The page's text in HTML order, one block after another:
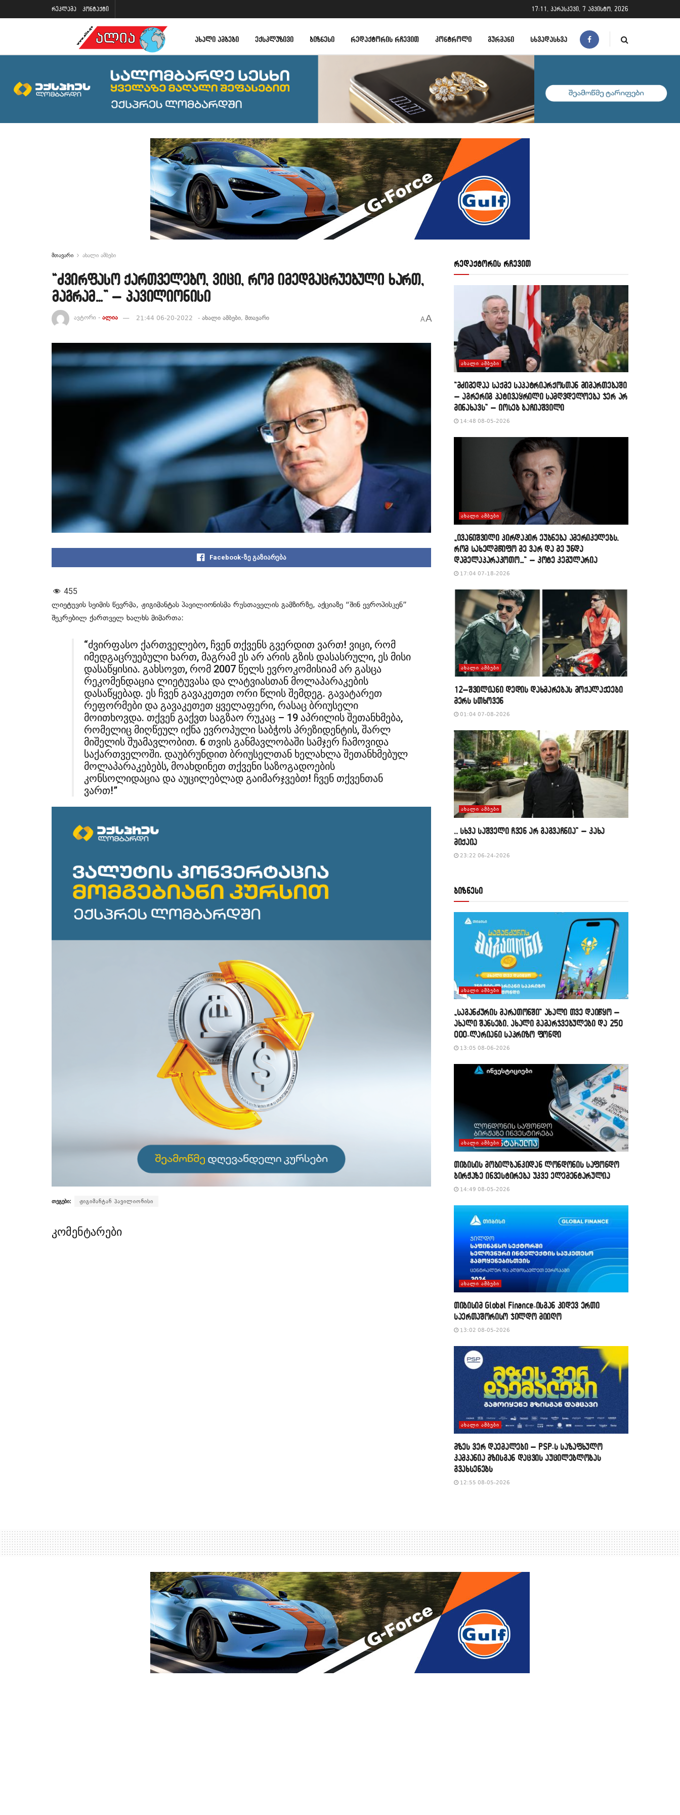
რეკლამა კონტაქტი 17:11, პარასკევი, 7 აგვისტო, 2026
ᲐᲮᲐᲚᲘ ᲐᲛᲑᲔᲑᲘ ᲔᲥᲡᲙᲚᲣᲖᲘᲕᲘ ᲑᲘᲖᲜᲔᲡᲘ ᲠᲔᲓᲐᲥᲢᲝᲠᲘᲡ ᲠᲩᲔᲕᲘᲗ ᲙᲝᲜᲢᲠᲝᲚᲘ ᲒᲣᲠᲛᲐᲜᲘ ᲡᲮᲕᲐᲓᲐᲡᲮᲕᲐ
მთავარი ახალი ამბები
“ძვირფასო ქართველებო, ვიცი, რომ იმედგაცრუებული ხართ,
მაგრამ…” – პავილიონისი
ავტორი - ალია 21:44 06-20-2022 - ახალი ამბები, მთავარი AA
Facebook-ზე გაზიარება
455
ლიეტუვის სეიმის წევრმა, ჟიგიმანტას პავილიონისმა რუსთაველის გამზირზე, აქციაზე “შინ ევროპისკენ”
შეკრებილ ქართველ ხალხს მიმართა:
“ძვირფასო ქართველებო, ჩვენ თქვენს გვერდით ვართ! ვიცი, რომ
იმედგაცრუებული ხართ, მაგრამ ეს არ არის გზის დასასრული, ეს მისი
დასაწყისია. გახსოვთ, რომ 2007 წელს ევროკომისიამ არ გასცა
რეკომენდაცია ლიეტუვასა და ლატვიასთან მოლაპარაკების
დასაწყებად. ეს ჩვენ გავაკეთეთ ორი წლის შემდეგ. გავატარეთ
რეფორმები და გავაკეთეთ ყველაფერი, რასაც ბრიუსელი
მოითხოვდა. თქვენ გაქვთ საგზაო რუკაც – 19 აპრილის შეთანხმება,
რომელიც მიღწეულ იქნა ევროპული საბჭოს პრეზიდენტის, შარლ
მიშელის შუამავლობით. 6 თვის განმავლობაში სამჯერ ჩამოვიდა
საქართველოში. დაუბრუნდით ბრიუსელთან ხელახლა შეთანხმებულ
მოლაპარაკებებს, მოახდინეთ თქვენი საზოგადოების
კონსოლიდაცია და აუცილებლად გაიმარჯვებთ! ჩვენ თქვენთან
ვართ!”
თეგები: ჟიგიმანტან პავილიონისი
კომენტარები
რედაქტორის რჩევით
ᲐᲮᲐᲚᲘ ᲐᲛᲑᲔᲑᲘ
“მძიმედაა საქმე საპატრიარქოსთან მიმართებაში
– აგრერიგ პატივაყრილი სამღვდელოება ჯერ არ
მინახავს” – იოსებ ბაჩიაშვილი
14:48 08-05-2026
ᲐᲮᲐᲚᲘ ᲐᲛᲑᲔᲑᲘ
„ივანიშვილი პირდაპირ ეუბნება ამერიკელებს,
რომ სახელმწიფო მე ვარ და მე უნდა
დამელაპარაკოთო…“ – კოტე კემულარია
17:04 07-18-2026
ᲐᲮᲐᲚᲘ ᲐᲛᲑᲔᲑᲘ
12–შვილიანი დედის დახმარებას მოქალაქეები
მერს სთხოვენ
01:04 07-08-2026
ᲐᲮᲐᲚᲘ ᲐᲛᲑᲔᲑᲘ
,, სხვა საშველი ჩვენ არ გაგვაჩნია” – კახა
მიქაია
23:22 06-24-2026
ბიზნესი
ᲐᲮᲐᲚᲘ ᲐᲛᲑᲔᲑᲘ
„საგანძურის მარათონში“ ახალი თვე დაიწყო –
ახალი შანსები, ახალი გამარჯვებულები და 250
000-ლარიანი საპრიზო ფონდი
13:05 08-06-2026
ᲐᲮᲐᲚᲘ ᲐᲛᲑᲔᲑᲘ
თიბისის მობილბანკიდან ლონდონის საფონდო
ბირჟაზე ინვესტირება უკვე ელემენტარულია
14:49 08-05-2026
ᲐᲮᲐᲚᲘ ᲐᲛᲑᲔᲑᲘ
თიბისიმ Global Finance-ისგან კიდევ ერთი
საერთაშორისო ჯილდო მიიღო
13:02 08-05-2026
ᲐᲮᲐᲚᲘ ᲐᲛᲑᲔᲑᲘ
მზეს ვერ დაემალები – PSP-ს საზაფხულო
კამპანია მზისგან დაცვის აუცილებლობას
გვახსენებს
12:55 08-05-2026